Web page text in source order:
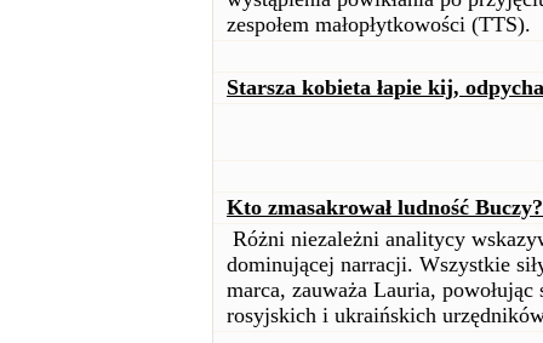
zespołem małopłytkowości (TTS).
Starsza kobieta łapie kij,
Kto zmasakrował ludność Buczy?
Różni niezależni analitycy
dominującej narracji. Wszystkie
marca, zauważa Lauria,
rosyjskich i ukraińskich